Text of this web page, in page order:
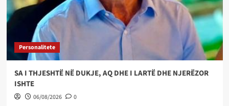
Personalitete
SA I THJESHTË NË DUKJE, AQ DHE I LARTË DHE NJERËZOR
ISHTE
06/08/2026 0